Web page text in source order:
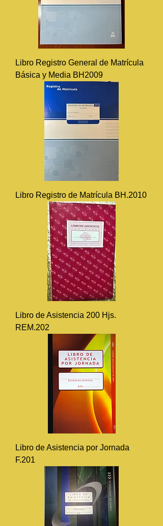
Libro Registro General de Matrícula
Básica y Media BH2009
Libro Registro de Matrícula BH.2010
Libro de Asistencia 200 Hjs.
REM.202
Libro de Asistencia por Jornada
F.201